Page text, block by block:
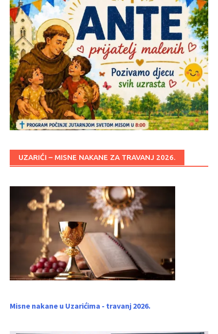
UZARIĆI – MISNE NAKANE ZA TRAVANJ 2026.
Misne nakane u Uzarićima - travanj 2026.